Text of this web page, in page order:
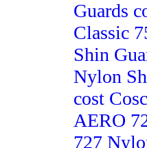
Guards
Classic
Shin
Nylon
cost
AERO
727